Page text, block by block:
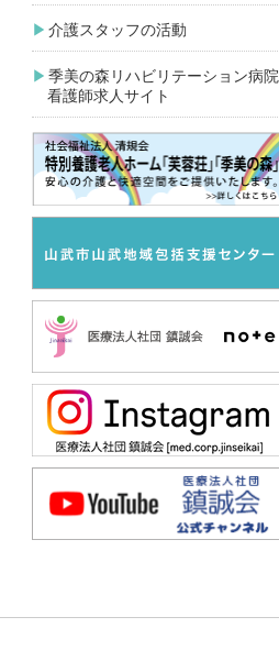
介護スタッフの活動
季美の森リハビリテーション病院
看護師求人サイト